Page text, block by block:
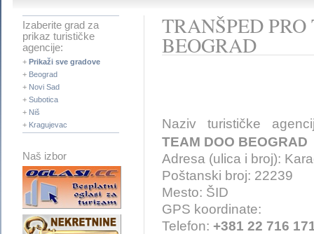
Izaberite grad za
prikaz turističke
agencije:
+ Prikaži sve gradove
+ Beograd
+ Novi Sad
+ Subotica
+ Niš
+ Kragujevac
Naš izbor
TRANŠPED
BEOGRAD
Naziv turističke
TEAM DOO BEOGRAD
Adresa (ulica i broj):
Poštanski broj: 22239
Mesto: ŠID
GPS koordinate:
Telefon: +381 22 716